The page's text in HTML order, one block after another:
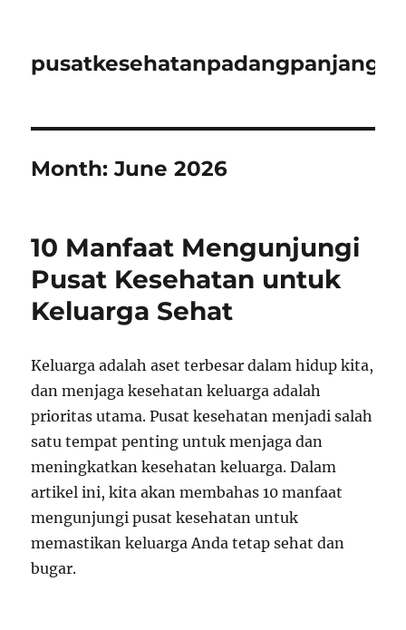
pusatkesehatanpadangpanjangid
Month:June 2026
10 Manfaat Mengunjungi
Pusat Kesehatan untuk
Keluarga Sehat
Keluarga adalah aset terbesar dalam hidup kita,
dan menjaga kesehatan keluarga adalah
prioritas utama. Pusat kesehatan menjadi salah
satu tempat penting untuk menjaga dan
meningkatkan kesehatan keluarga. Dalam
artikel ini, kita akan membahas 10 manfaat
mengunjungi pusat kesehatan untuk
memastikan keluarga Anda tetap sehat dan
bugar.